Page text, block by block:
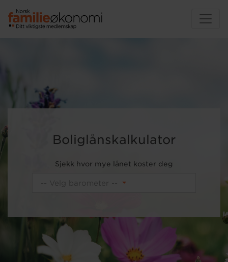
Boliglånskalkulator
Sjekk hvor mye lånet koster deg
-- Velg barometer --